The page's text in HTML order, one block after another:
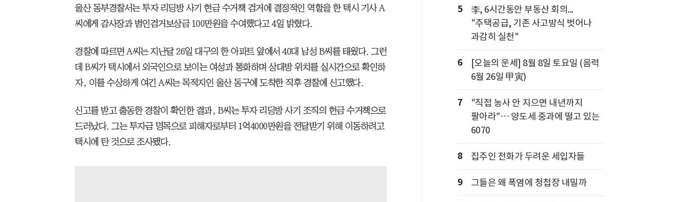
울산 동부경찰서는 투자 리딩방 사기 현금 수거책 검거에 결정적인 역할을 한 택시 기사 A
씨에게 감사장과 범인검거보상금 100만원을 수여했다고 4일 밝혔다.
경찰에 따르면 A씨는 지난달 26일 대구의 한 아파트 앞에서 40대 남성 B씨를 태웠다. 그런
데 B씨가 택시에서 외국인으로 보이는 여성과 통화하며 상대방 위치를 실시간으로 확인하
자, 이를 수상하게 여긴 A씨는 목적지인 울산 동구에 도착한 직후 경찰에 신고했다.
신고를 받고 출동한 경찰이 확인한 결과, B씨는 투자 리딩방 사기 조직의 현금 수거책으로
드러났다. 그는 투자금 명목으로 피해자로부터 1억4000만원을 전달받기 위해 이동하려고
택시에 탄 것으로 조사됐다.
5
李, 6시간동안 부동산 회의...
"주택공급, 기존 사고방식 벗어나
과감히 실천"
6
[오늘의 운세] 8월 8일 토요일 (음력
6월 26일 甲寅)
7
"직접 농사 안 지으면 내년까지
팔아라"… 양도세 중과에 떨고 있는
6070
8 집주인 전화가 두려운 세입자들
9 그들은 왜 폭염에 청첩장 내밀까